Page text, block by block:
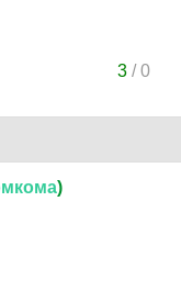
3/0
)